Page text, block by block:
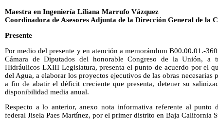
Maestra en Ingeniería Liliana Marrufo Vázquez
Coordinadora de Asesores Adjunta de la Dirección General de la
Presente
Por medio del presente y en atención a memorándum B00.00.01.-
Cámara de Diputados del honorable Congreso de la Unión, a
Hidráulicos LXIII Legislatura, presenta el punto de acuerdo por el
del Agua, a elaborar los proyectos ejecutivos de las obras necesarias
a fin de abatir el déficit creciente que presenta, detener su
disponibilidad media anual.
Respecto a lo anterior, anexo nota informativa referente al punto
federal Jisela Paes Martínez, por el primer distrito en Baja California